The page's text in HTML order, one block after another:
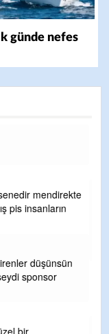
günde nefes
Ben İbrahim
ÖNCE ALKAYA
YERLEŞİM YERI
Sabri Celil